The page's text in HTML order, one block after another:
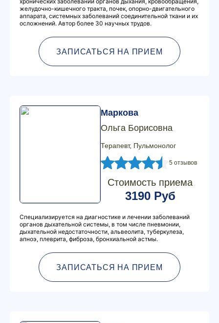
желудочно-кишечного тракта, почек, опорно-двигательного
аппарата, системных заболеваний соединительной ткани и их
осложнений. Автор более 30 научных трудов.
ЗАПИСАТЬСЯ НА ПРИЕМ
Маркова
Ольга Борисовна
Терапевт, Пульмонолог
5 отзывов
Стоимость приема
3190 Руб
Специализируется на диагностике и лечении заболеваний
органов дыхательной системы, в том числе пневмонии,
дыхательной недостаточности, альвеолита, туберкулеза,
апноэ, плеврита, фиброза, бронхиальной астмы.
ЗАПИСАТЬСЯ НА ПРИЕМ